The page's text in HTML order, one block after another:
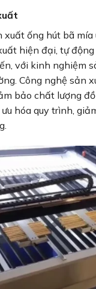
xuất ống hút bã
hiện đại, tự
với kinh nghiệm
Công nghệ sản
bảo chất lượng
hóa quy trình,